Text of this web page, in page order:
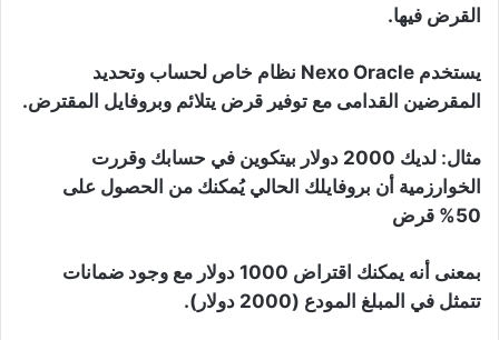
القرض فيها.
يستخدم Nexo Oracle نظام خاص لحساب وتحديد
المقرضين القدامى مع توفير قرض يتلائم وبروفايل المقترض.
مثال:
لديك 2000 دولار بيتكوين في حسابك وقررت
الخوارزمية أن بروفايلك الحالي يُمكنك من الحصول على
50% قرض
بمعنى أنه يمكنك اقتراض 1000 دولار مع وجود ضمانات
تتمثل في المبلغ المودع (2000 دولار).